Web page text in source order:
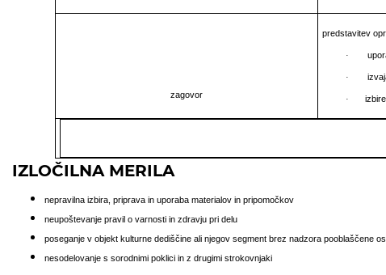
zagovor
predstavitev
·
·
·
IZLOČILNA MERILA
nepravilna izbira, priprava in uporaba materialov in pripomočkov
neupoštevanje pravil o varnosti in zdravju pri delu
poseganje v objekt kulturne dediščine ali njegov segment brez nadzora pooblaščene
nesodelovanje s sorodnimi poklici in z drugimi strokovnjaki